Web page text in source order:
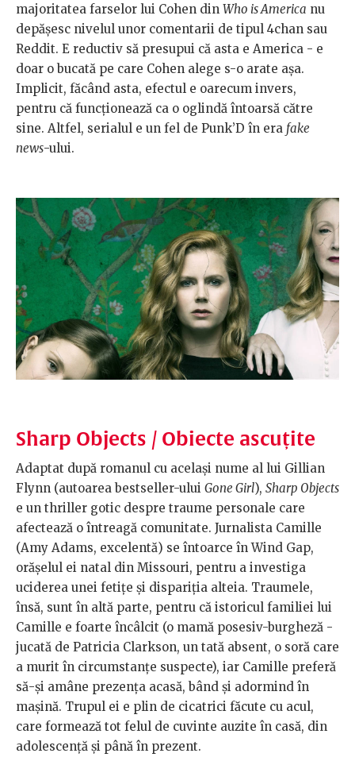
majoritatea farselor lui Cohen din Who is America nu
depășesc nivelul unor comentarii de tipul 4chan sau
Reddit. E reductiv să presupui că asta e America - e
doar o bucată pe care Cohen alege s-o arate așa.
Implicit, făcând asta, efectul e oarecum invers,
pentru că funcționează ca o oglindă întoarsă către
sine. Altfel, serialul e un fel de Punk’D în era fake
news-ului.
Sharp Objects / Obiecte ascuțite
Adaptat după romanul cu același nume al lui Gillian
Flynn (autoarea bestseller-ului Gone Girl), Sharp Objects
e un thriller gotic despre traume personale care
afectează o întreagă comunitate. Jurnalista Camille
(Amy Adams, excelentă) se întoarce în Wind Gap,
orășelul ei natal din Missouri, pentru a investiga
uciderea unei fetițe și dispariția alteia. Traumele,
însă, sunt în altă parte, pentru că istoricul familiei lui
Camille e foarte încâlcit (o mamă posesiv-burgheză -
jucată de Patricia Clarkson, un tată absent, o soră care
a murit în circumstanțe suspecte), iar Camille preferă
să-și amâne prezența acasă, bând și adormind în
mașină. Trupul ei e plin de cicatrici făcute cu acul,
care formează tot felul de cuvinte auzite în casă, din
adolescență și până în prezent.